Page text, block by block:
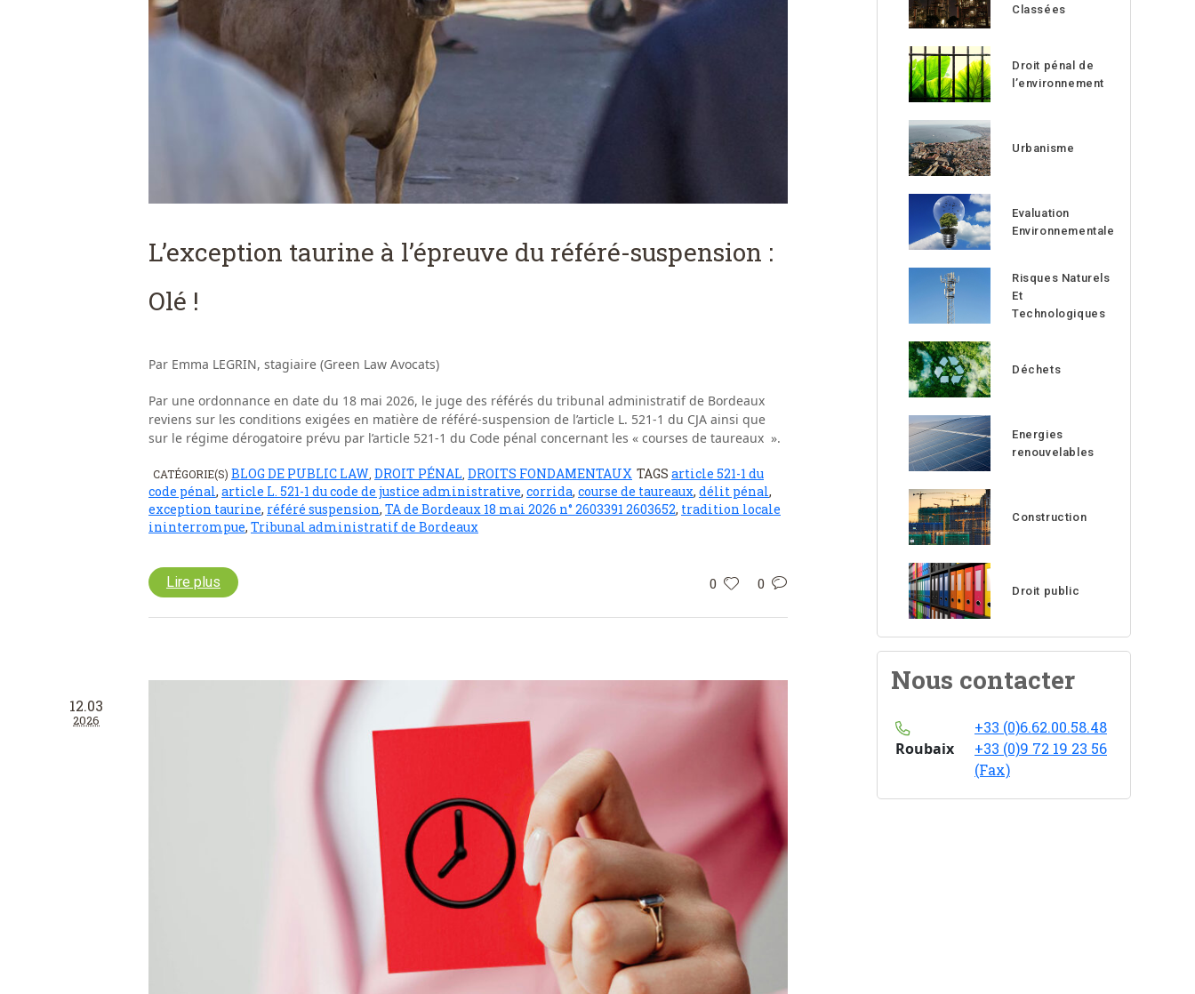
L’exception taurine à l’épreuve du référé-suspension :
Olé !
Par Emma LEGRIN, stagiaire (Green Law Avocats)
Par une ordonnance en date du 18 mai 2026, le juge des référés du tribunal administratif de Bordeaux
reviens sur les conditions exigées en matière de référé-suspension de l’article L. 521-1 du CJA ainsi que
sur le régime dérogatoire prévu par l’article 521-1 du Code pénal concernant les « courses de taureaux ».
CATÉGORIE(S) BLOG DE PUBLIC LAW DROIT PÉNAL DROITS FONDAMENTAUX TAGS article 521-1 du
code pénal, article L. 521-1 du code de justice administrative, corrida, course de taureaux, délit pénal,
exception taurine, référé suspension, TA de Bordeaux 18 mai 2026 n° 2603391 2603652, tradition locale
ininterrompue, Tribunal administratif de Bordeaux
0 0
Lire plus
12.03
2026
Classées
Droit pénal de
l’environnement
Urbanisme
Evaluation
Environnementale
Risques Naturels
Et
Technologiques
Déchets
Energies
renouvelables
Construction
Droit public
Nous contacter
Roubaix
+33 (0)6.62.00.58.48
+33 (0)9 72 19 23 56
(Fax)